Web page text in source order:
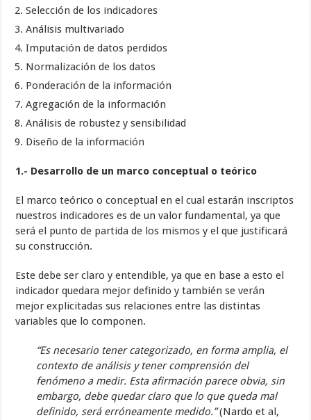
Selección de los indicadores
Análisis multivariado
Imputación de datos perdidos
Normalización de los datos
Ponderación de la información
Agregación de la información
Análisis de robustez y sensibilidad
Diseño de la información
1.- Desarrollo de un marco conceptual o teórico
El marco teórico o conceptual en el cual estarán inscriptos
nuestros indicadores es de un valor fundamental, ya que
será el punto de partida de los mismos y el que justificará
su construcción.
Este debe ser claro y entendible, ya que en base a esto el
indicador quedara mejor definido y también se verán
mejor explicitadas sus relaciones entre las distintas
variables que lo componen.
“Es necesario tener categorizado, en forma amplia, el
contexto de análisis y tener comprensión del
fenómeno a medir. Esta afirmación parece obvia, sin
embargo, debe quedar claro que lo que queda mal
definido, será erróneamente medido.”(Nardo et al,